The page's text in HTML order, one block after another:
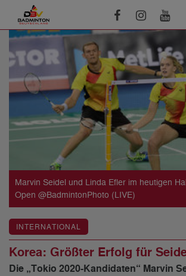
Marvin Seidel und Linda Efler im heutigen
Open @BadmintonPhoto (LIVE)
INTERNATIONAL
Korea: Größter Erfolg für
Die „Tokio 2020-Kandidaten“ Marvin